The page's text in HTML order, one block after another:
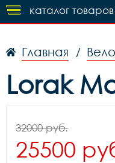
каталог товаров
Главная /
Lorak
32000 руб.
25500